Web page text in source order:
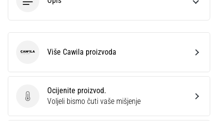
Ocijenite proizvod.
Ocijenite proizvod.
Voljeli bismo čuti vaše mišjenje
Cawila Više Cawila proizvoda